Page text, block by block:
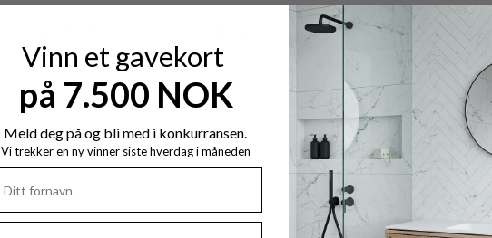
YTTERLIGERE
Vinn et gavekort
på 7.500 NOK
Meld deg på og bli med i konkurransen.
Vi trekker en ny vinner siste hverdag i måneden